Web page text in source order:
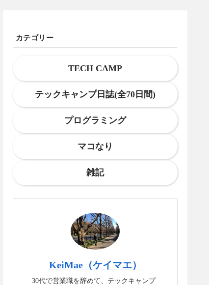
カテゴリー
TECH CAMP
テックキャンプ日誌(全70日間)
プログラミング
マコなり
雑記
KeiMae（ケイマエ）
30代で営業職を辞めて、テックキャンプ